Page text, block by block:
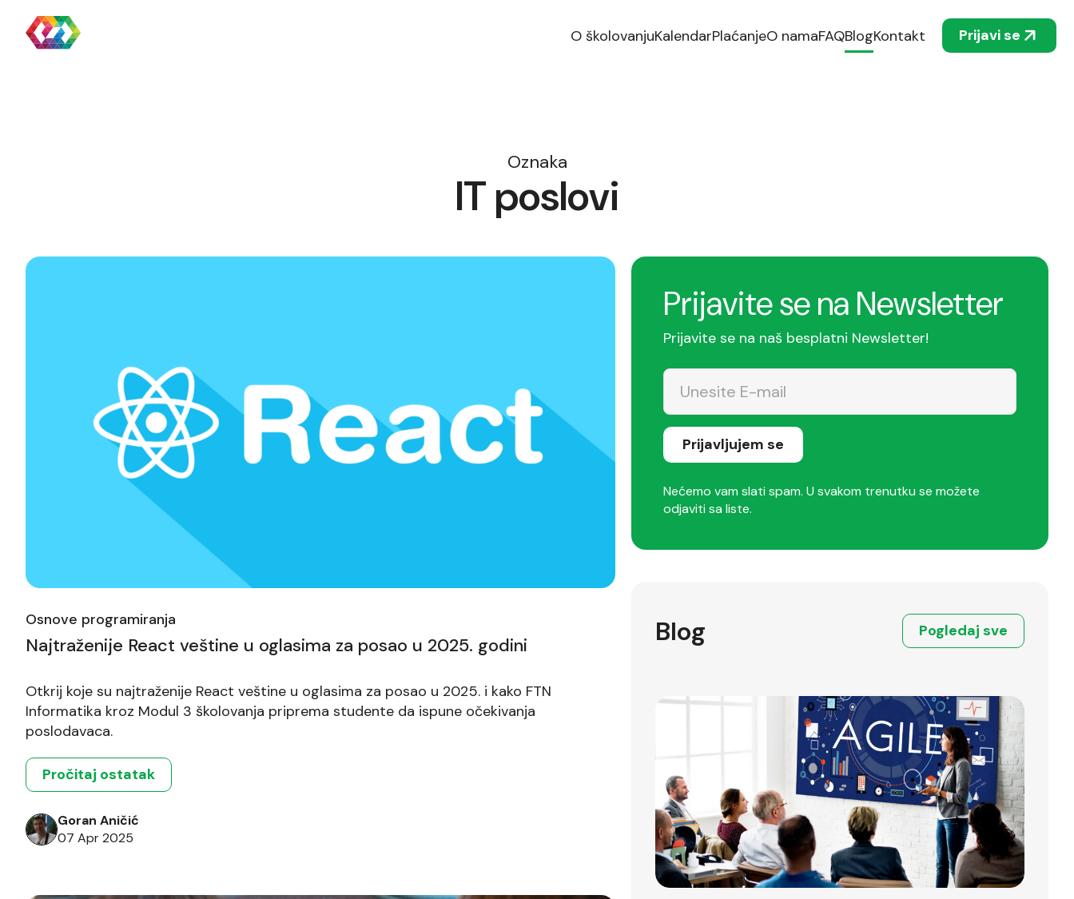
O školovanjuKalendarPlaćanjeO namaFAQBlogKontakt Prijavi se
Oznaka
IT poslovi
Osnove programiranja
Najtraženije React veštine u oglasima za posao u 2025. godini
Otkrij koje su najtraženije React veštine u oglasima za posao u 2025. i kako FTN
Informatika kroz Modul 3 školovanja priprema studente da ispune očekivanja
poslodavaca.
Pročitaj ostatak
Goran Aničić
07 Apr 2025
Prijavite se na Newsletter
Prijavite se na naš besplatni Newsletter!
Prijavljujem se
Nećemo vam slati spam. U svakom trenutku se možete
odjaviti sa liste.
Blog Pogledaj sve